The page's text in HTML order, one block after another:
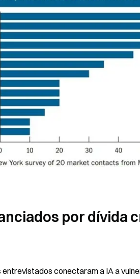
por dívida
conectaram a IA a